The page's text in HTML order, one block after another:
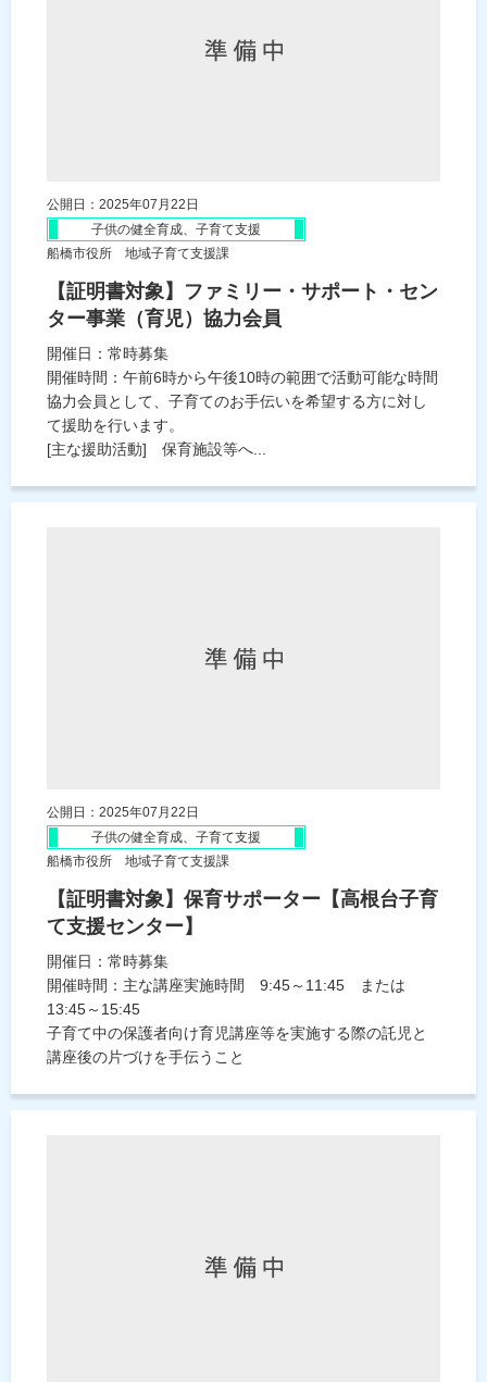
公開日：2025年07月22日
子供の健全育成、子育て支援
船橋市役所 地域子育て支援課
【証明書対象】ファミリー・サポート・セン
ター事業（育児）協力会員
開催日：常時募集
開催時間：午前6時から午後10時の範囲で活動可能な時間
協力会員として、子育てのお手伝いを希望する方に対し
て援助を行います。
[主な援助活動] 保育施設等へ...
公開日：2025年07月22日
子供の健全育成、子育て支援
船橋市役所 地域子育て支援課
【証明書対象】保育サポーター【高根台子育
て支援センター】
開催日：常時募集
開催時間：主な講座実施時間 9:45～11:45 または
13:45～15:45
子育て中の保護者向け育児講座等を実施する際の託児と
講座後の片づけを手伝うこと